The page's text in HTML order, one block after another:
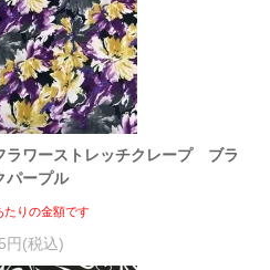
ラワーストレッチクレープ ブラ
パープル
たりの金額です
円(税込)